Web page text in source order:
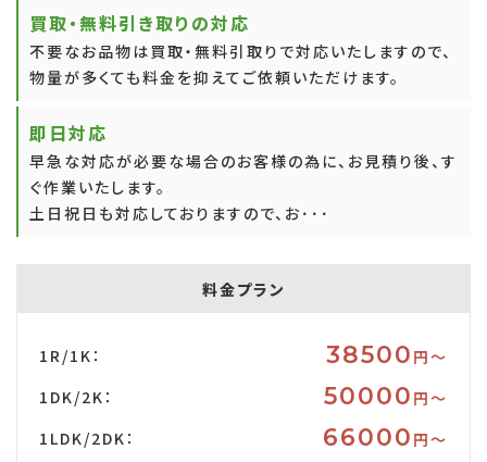
買取・無料引き取りの対応
不要なお品物は買取・無料引取りで対応いたしますので、
物量が多くても料金を抑えてご依頼いただけます。
即日対応
早急な対応が必要な場合のお客様の為に、お見積り後、す
ぐ作業いたします。
土日祝日も対応しておりますので、お･･･
料金プラン
1R/1K： 38500 円〜
1DK/2K：
50000 円〜
1LDK/2DK：
66000 円〜